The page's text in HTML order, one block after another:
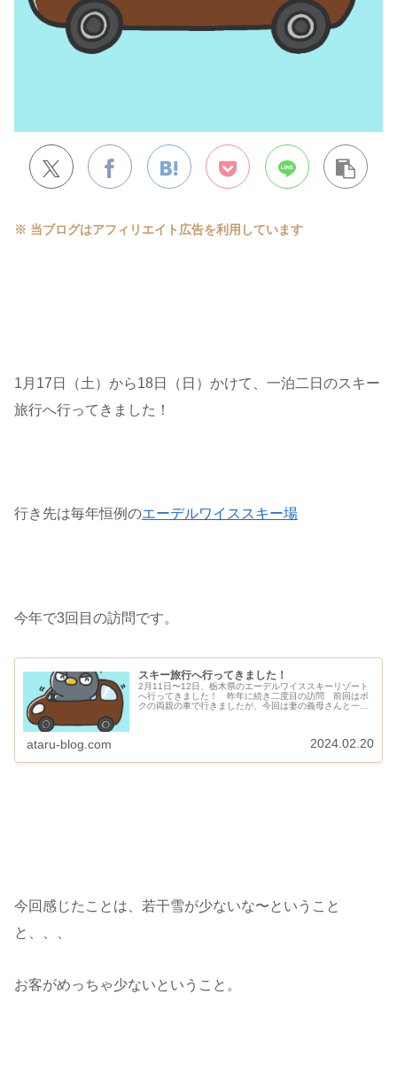
※ 当ブログはアフィリエイト広告を利用しています
1月17日（土）から18日（日）かけて、一泊二日のスキー
旅行へ行ってきました！
行き先は毎年恒例のエーデルワイススキー場
今年で3回目の訪問です。
スキー旅行へ行ってきました！
2月11日〜12日、栃木県のエーデルワイススキーリゾート
へ行ってきました！ 昨年に続き二度目の訪問 前回はボ
クの両親の車で行きましたが、今回は妻の義母さんと一
ataru-blog.com 2024.02.20
今回感じたことは、若干雪が少ないな〜ということ
と、、、
お客がめっちゃ少ないということ。